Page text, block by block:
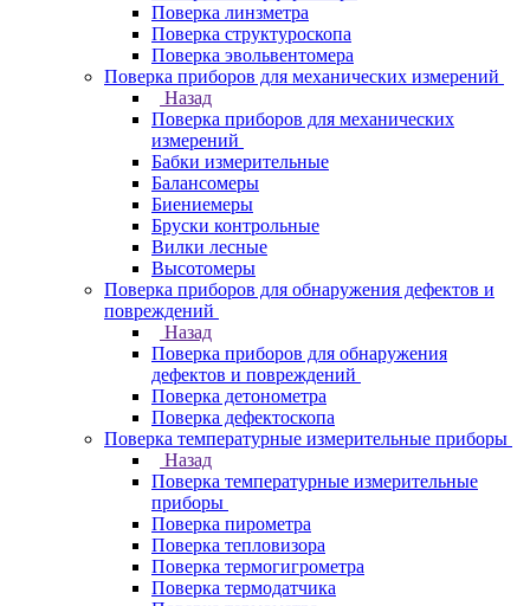
Поверка линзметра
Поверка структуроскопа
Поверка эвольвентомера
Поверка приборов для механических измерений
Назад
Поверка приборов для механических
измерений
Бабки измерительные
Балансомеры
Биениемеры
Бруски контрольные
Вилки лесные
Высотомеры
Поверка приборов для обнаружения дефектов и
повреждений
Назад
Поверка приборов для обнаружения
дефектов и повреждений
Поверка детонометра
Поверка дефектоскопа
Поверка температурные измерительные приборы
Назад
Поверка температурные измерительные
приборы
Поверка пирометра
Поверка тепловизора
Поверка термогигрометра
Поверка термодатчика